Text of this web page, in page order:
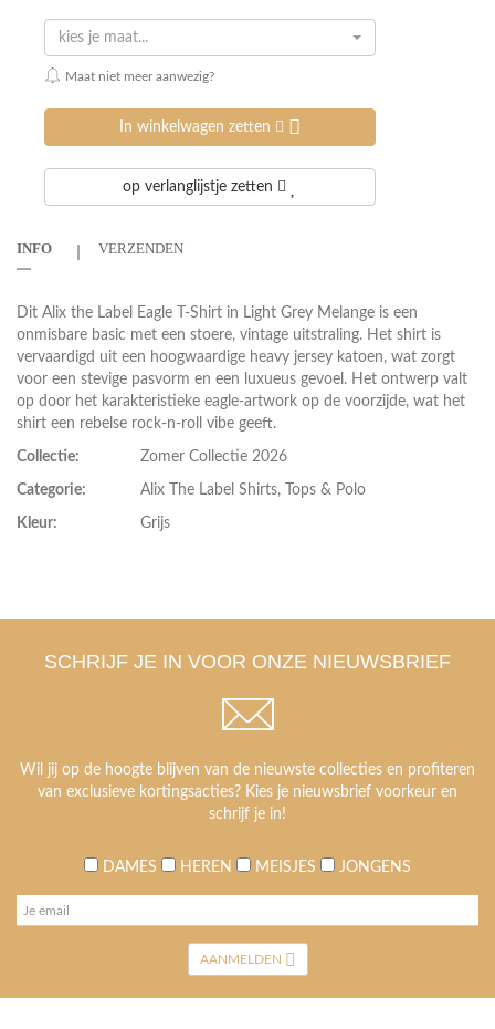
kies je maat...
Maat niet meer aanwezig?
In winkelwagen zetten
op verlanglijstje zetten
INFO VERZENDEN
Dit Alix the Label Eagle T-Shirt in Light Grey Melange is een
onmisbare basic met een stoere, vintage uitstraling. Het shirt is
vervaardigd uit een hoogwaardige heavy jersey katoen, wat zorgt
voor een stevige pasvorm en een luxueus gevoel. Het ontwerp valt
op door het karakteristieke eagle-artwork op de voorzijde, wat het
shirt een rebelse rock-n-roll vibe geeft.
Collectie: Zomer Collectie 2026
Categorie: Alix The Label Shirts, Tops & Polo
Kleur: Grijs
SCHRIJF JE IN VOOR ONZE NIEUWSBRIEF
Wil jij op de hoogte blijven van de nieuwste collecties en profiteren
van exclusieve kortingsacties? Kies je nieuwsbrief voorkeur en
schrijf je in!
DAMES HEREN MEISJES JONGENS
AANMELDEN